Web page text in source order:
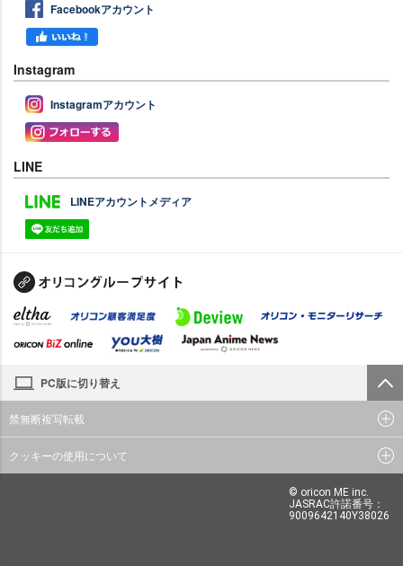
Facebookアカウント
Instagram
Instagramアカウント
LINE
LINEアカウントメディア
PC版に切り替え
禁無断複写転載
クッキーの使用について
© oricon ME inc.
JASRAC許諾番号：
9009642140Y38026